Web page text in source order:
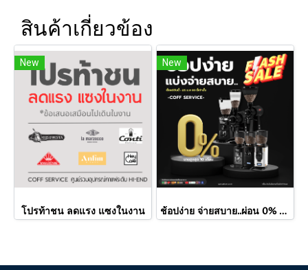
สินค้าเกี่ยวข้อง
New
โปรท้าชน ลดแรง แซงในงาน
New
ช้อปง่าย จ่ายสบาย..ผ่อน 0% นาน 10 เดือน